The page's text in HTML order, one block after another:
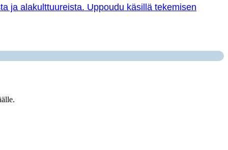
ja alakulttuureista. Uppoudu käsillä tekemisen